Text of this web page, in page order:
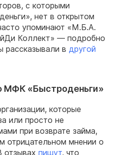
с которыми
нет в открытом
упоминают «М.Б.А.
Коллект» — подробно
рассказывали в другой
МФК «Быстроденьги»
которые
или просто не
при возврате займа,
отрицательном мнении о
пишут, что